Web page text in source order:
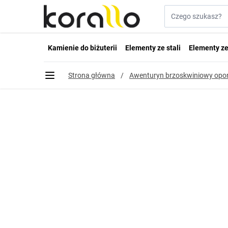
Przejdź do treści
Kamienie do biżuterii Elementy ze stali Elementy
Strona główna / Awenturyn brzoskwiniowy